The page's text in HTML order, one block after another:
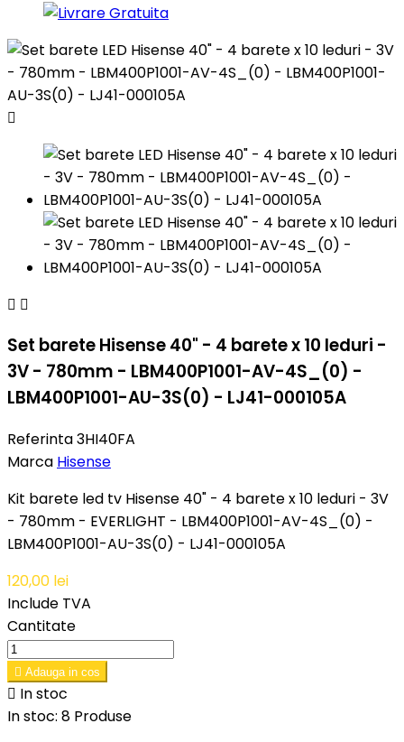

 
Set barete Hisense 40" - 4 barete x 10 leduri -
3V - 780mm - LBM400P1001-AV-4S_(0) -
LBM400P1001-AU-3S(0) - LJ41-000105A
Referinta3HI40FA
Marca Hisense
Kit barete led tv Hisense 40" - 4 barete x 10 leduri - 3V
- 780mm - EVERLIGHT - LBM400P1001-AV-4S_(0) -
LBM400P1001-AU-3S(0) - LJ41-000105A
120,00 lei
Include TVA
Cantitate
 Adauga in cos
 In stoc
In stoc: 8 Produse